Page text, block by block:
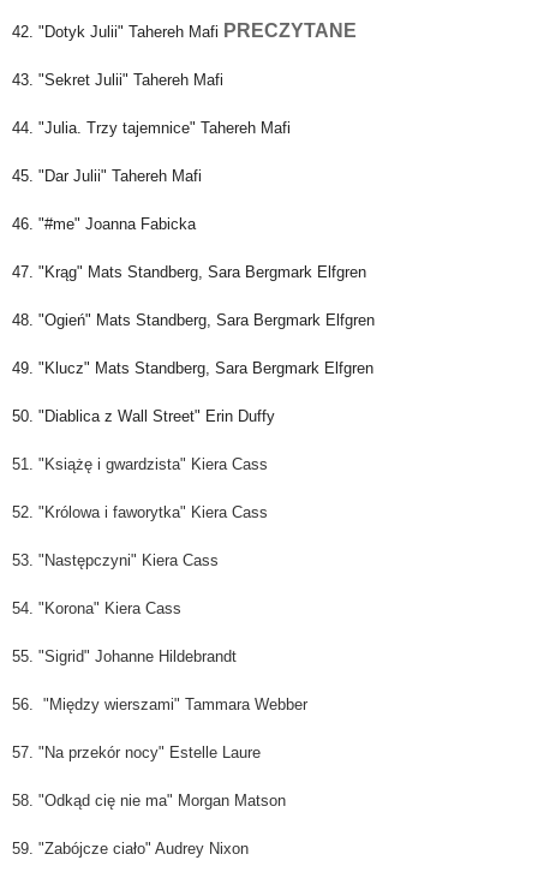
42. "Dotyk Julii" Tahereh Mafi PRECZYTANE
43. "Sekret Julii" Tahereh Mafi
44. "Julia. Trzy tajemnice" Tahereh Mafi
45. "Dar Julii" Tahereh Mafi
46. "#me" Joanna Fabicka
47. "Krąg" Mats Standberg, Sara Bergmark Elfgren
48. "Ogień" Mats Standberg, Sara Bergmark Elfgren
49. "Klucz" Mats Standberg, Sara Bergmark Elfgren
50. "Diablica z Wall Street" Erin Duffy
51. "Książę i gwardzista" Kiera Cass
52. "Królowa i faworytka" Kiera Cass
53. "Następczyni" Kiera Cass
54. "Korona" Kiera Cass
55. "Sigrid" Johanne Hildebrandt
56. "Między wierszami" Tammara Webber
57. "Na przekór nocy" Estelle Laure
58. "Odkąd cię nie ma" Morgan Matson
59. "Zabójcze ciało" Audrey Nixon